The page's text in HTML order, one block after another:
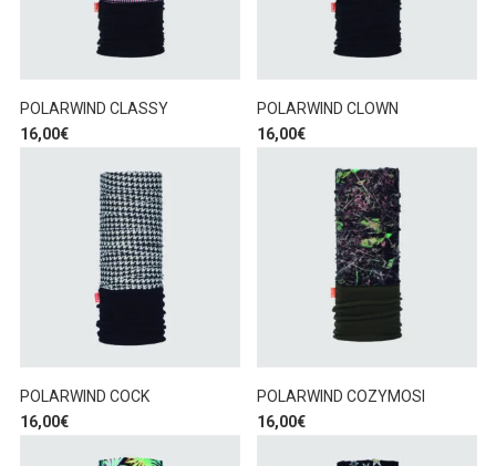
POLARWIND CLASSY
16,00€
POLARWIND CLOWN
16,00€
POLARWIND COCK
16,00€
POLARWIND COZYMOSI
16,00€